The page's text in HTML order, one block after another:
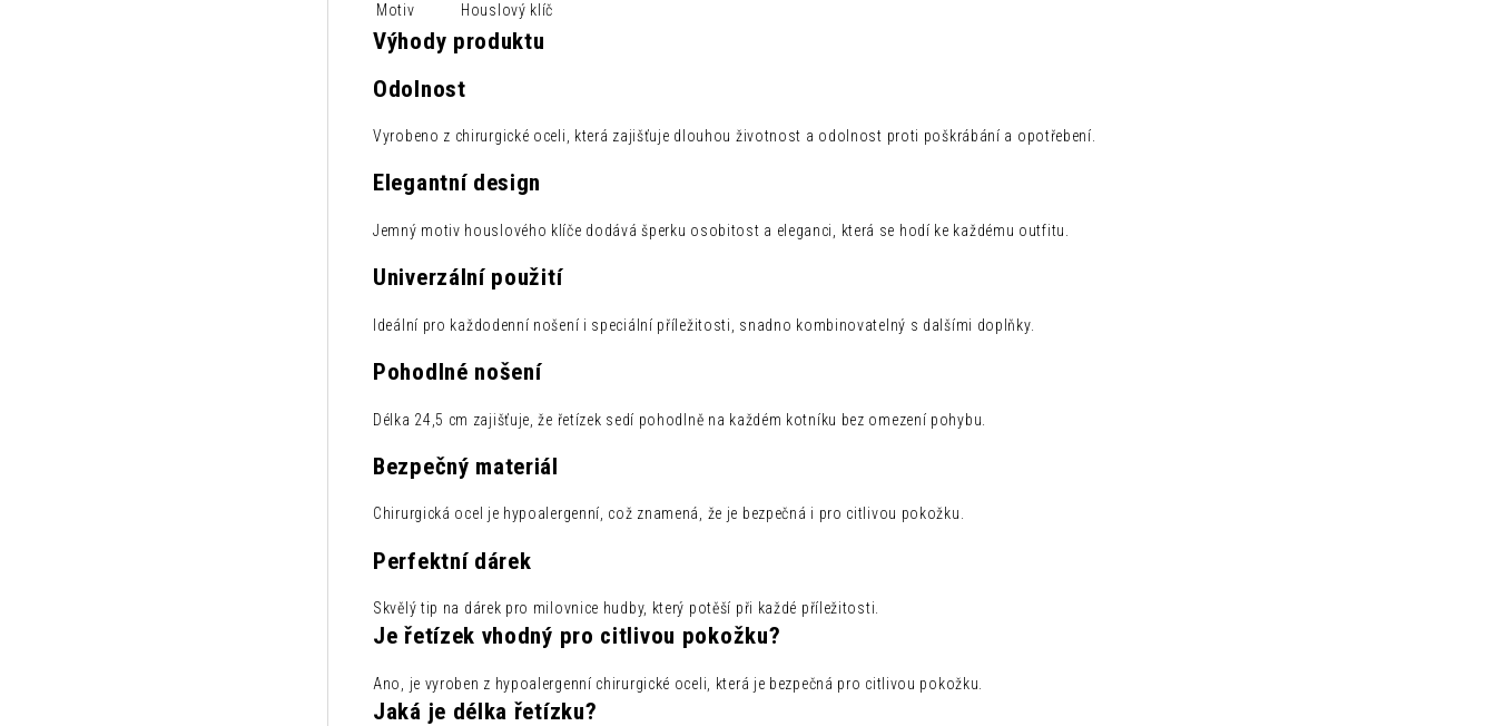
Motiv
Houslový klíč
Výhody produktu
Odolnost
Vyrobeno z chirurgické oceli, která zajišťuje dlouhou životnost a odolnost proti poškrábání a opotřebení.
Elegantní design
Jemný motiv houslového klíče dodává šperku osobitost a eleganci, která se hodí ke každému outfitu.
Univerzální použití
Ideální pro každodenní nošení i speciální příležitosti, snadno kombinovatelný s dalšími doplňky.
Pohodlné nošení
Délka 24,5 cm zajišťuje, že řetízek sedí pohodlně na každém kotníku bez omezení pohybu.
Bezpečný materiál
Chirurgická ocel je hypoalergenní, což znamená, že je bezpečná i pro citlivou pokožku.
Perfektní dárek
Skvělý tip na dárek pro milovnice hudby, který potěší při každé příležitosti.
Je řetízek vhodný pro citlivou pokožku?
Ano, je vyroben z hypoalergenní chirurgické oceli, která je bezpečná pro citlivou pokožku.
Jaká je délka řetízku?